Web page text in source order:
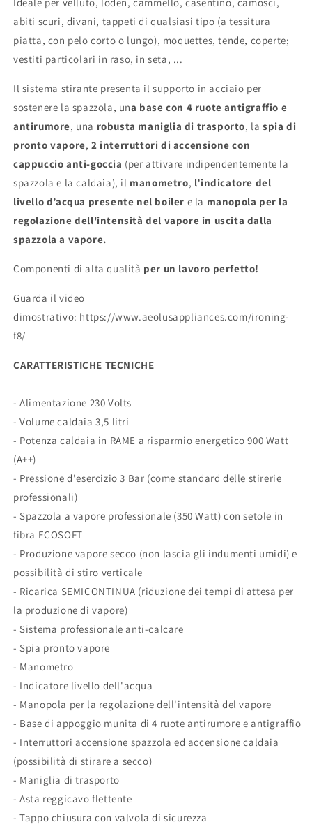
abiti scuri, divani, tappeti di qualsiasi tipo (a tessitura
piatta, con pelo corto o lungo), moquettes, tende, coperte;
vestiti particolari in raso, in seta, ...
Il sistema stirante presenta il supporto in acciaio per
sostenere la spazzola, una base con 4 ruote antigraffio e
antirumore, una robusta maniglia di trasporto, laspia di
pronto vapore, 2 interruttori di accensione con
cappuccio anti-goccia (per attivare indipendentemente la
spazzola e la caldaia), il manometro, l’indicatore del
livello d’acqua presente nel boiler e la manopola per la
regolazione dell'intensità del vapore in uscita dalla
spazzola a vapore.
Componenti di alta qualità per un lavoro perfetto!
Guarda il video
dimostrativo: https://www.aeolusappliances.com/ironing-
f8/
CARATTERISTICHE TECNICHE
- Alimentazione 230 Volts
- Volume caldaia 3,5 litri
- Potenza caldaia in RAME a risparmio energetico 900 Watt
(A++)
- Pressione d'esercizio 3 Bar (come standard delle stirerie
professionali)
- Spazzola a vapore professionale (350 Watt) con setole in
fibra ECOSOFT
- Produzione vapore secco (non lascia gli indumenti umidi) e
possibilità di stiro verticale
- Ricarica SEMICONTINUA (riduzione dei tempi di attesa per
la produzione di vapore)
- Sistema professionale anti-calcare
- Spia pronto vapore
- Manometro
- Indicatore livello dell'acqua
- Manopola per la regolazione dell'intensità del vapore
- Base di appoggio munita di 4 ruote antirumore e antigraffio
- Interruttori accensione spazzola ed accensione caldaia
(possibilità di stirare a secco)
- Maniglia di trasporto
- Asta reggicavo flettente
- Tappo chiusura con valvola di sicurezza